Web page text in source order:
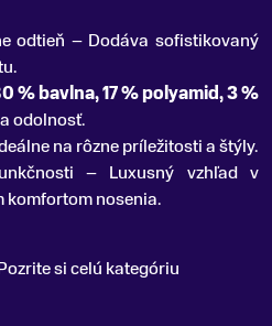
odtieň – Dodáva sofistikovaný
% bavlna, 17 % polyamid, 3 %
odolnosť.
na rôzne príležitosti a štýly.
– Luxusný vzhľad v
komfortom nosenia.
si celú kategóriu